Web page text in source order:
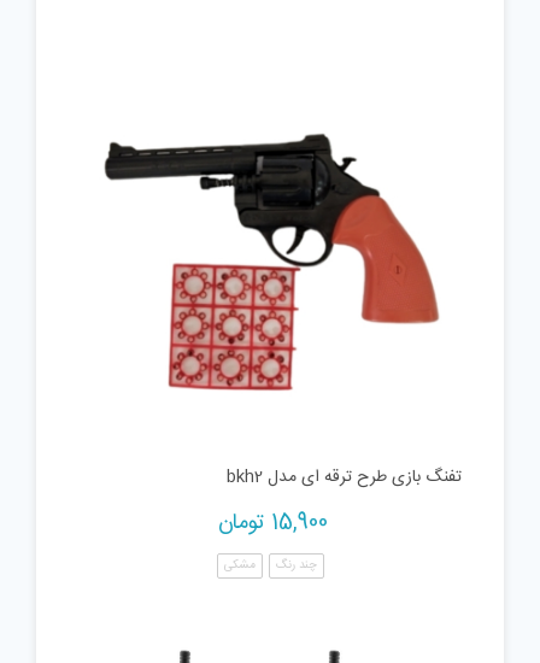
تفنگ بازی طرح ترقه ای مدل bkh2
15,900 تومان
چند رنگ مشکی